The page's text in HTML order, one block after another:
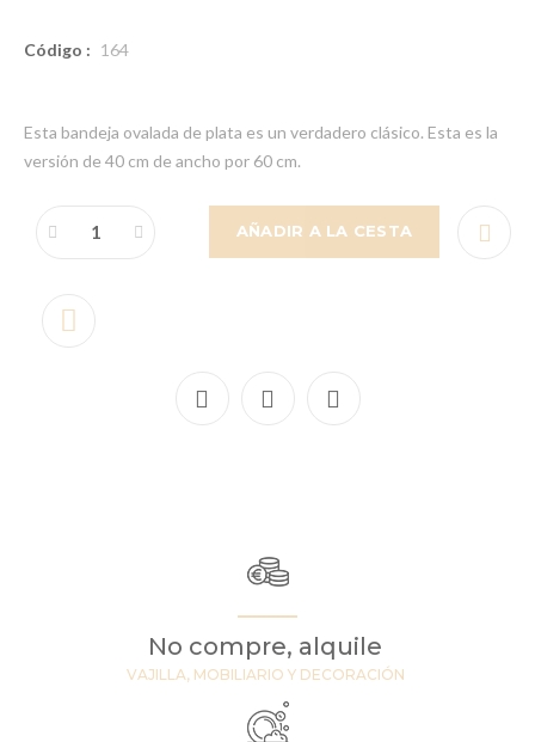
Código : 164
Esta bandeja ovalada de plata es un verdadero clásico. Esta es la
versión de 40 cm de ancho por 60 cm.
AÑADIR A LA CESTA
No compre, alquile
VAJILLA, MOBILIARIO Y DECORACIÓN